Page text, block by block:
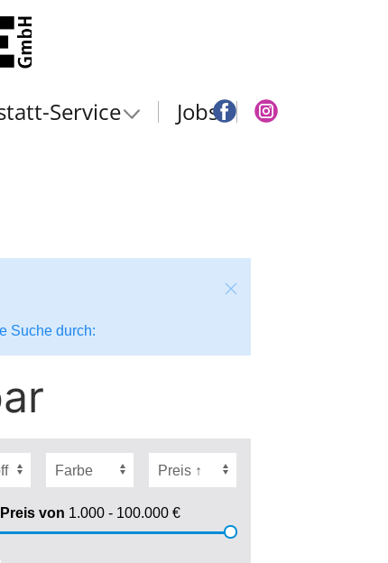
Service Jobs
Suche durch:
Preis von 1.000 - 100.000€